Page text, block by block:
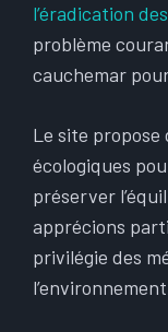
l’éradication
problème
cauchemar
Le site
écologiques
préserver
apprécions
privilégie des